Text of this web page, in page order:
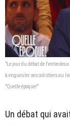
"Le jour du débat de l'entre-
à engueuler ses colistiers au
"Quelle époque!"
Un débat qui